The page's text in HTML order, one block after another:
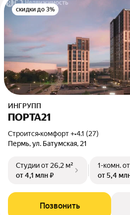
скидки до 3%
ИНГРУПП
ПОРТА21
Строится•комфорт +•4.1 (27)
Пермь, ул. Батумская, 21
Студииот 26,2 м²
от 4,1 млн ₽
1-комн.
от 5,4
Позвонить